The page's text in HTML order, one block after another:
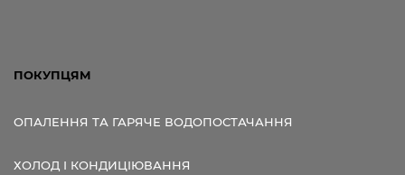
ПОКУПЦЯМ
ОПАЛЕННЯ ТА ГАРЯЧЕ ВОДОПОСТАЧАННЯ
ХОЛОД І КОНДИЦІЮВАННЯ